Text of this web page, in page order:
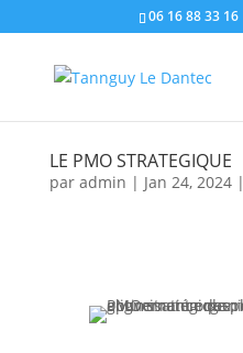
06 16 88 33 16
LE PMO STRATEGIQUE
par admin | Jan 24, 2024|